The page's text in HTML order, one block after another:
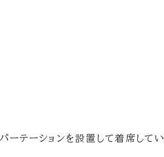
ーテーションを設置して着席してい